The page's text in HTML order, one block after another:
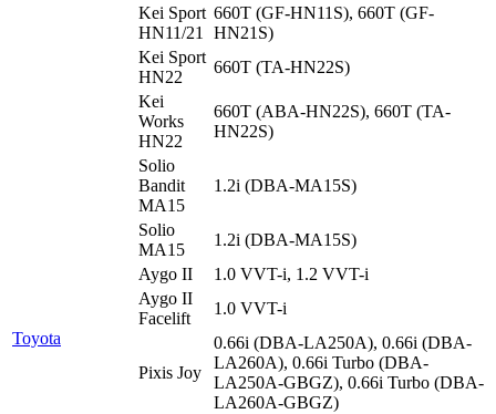
Kei Sport
HN11/21
660T (GF-HN11S), 660T (GF-
HN21S)
Kei Sport
HN22
660T (TA-HN22S)
Kei
Works
HN22
660T (ABA-HN22S), 660T (TA-
HN22S)
Solio
Bandit
MA15
1.2i (DBA-MA15S)
Solio
MA15
1.2i (DBA-MA15S)
Toyota
Aygo II
1.0 VVT-i, 1.2 VVT-i
Aygo II
Facelift
1.0 VVT-i
Pixis Joy
0.66i (DBA-LA250A), 0.66i (DBA-
LA260A), 0.66i Turbo (DBA-
LA250A-GBGZ), 0.66i Turbo (DBA-
LA260A-GBGZ)